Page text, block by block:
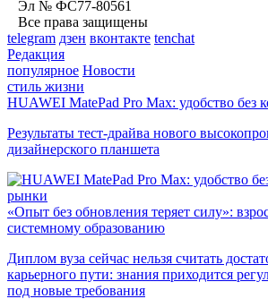
Эл № ФС77-80561
Все права защищены
telegram дзен вконтакте tenchat
Редакция
популярное Новости
стиль жизни
HUAWEI MatePad Pro Max: удобство без
Результаты тест-драйва нового
дизайнерского планшета
рынки
«Опыт без обновления теряет силу»:
системному образованию
Диплом вуза сейчас нельзя считать
карьерного пути: знания приходится
под новые требования